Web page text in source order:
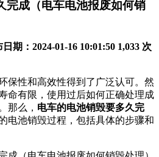
完成（电车电池报废如何销
日期：2024-01-16 10:01:50 1,033 次
保性和高效性得到了广泛认可。然
命有限，使用过后如何正确处理成
那么， 电车的电池销毁要多久完
电池销毁过程，包括具体的步骤和